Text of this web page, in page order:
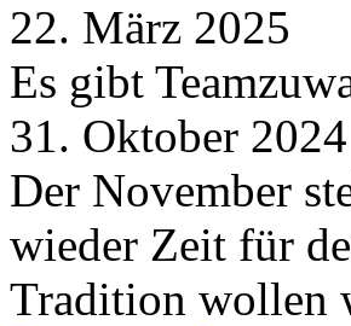
22. März 2025
Es gibt
31. Oktober 2024
Der November
wieder Zeit für
Tradition wollen